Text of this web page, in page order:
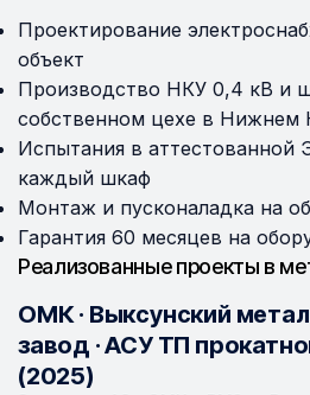
Проектирование
объект
Производство НКУ 0,4 кВ и
собственном цехе в Нижнем
Испытания в
каждый шкаф
Монтаж и пусконаладка на
Гарантия 60 месяцев на
Реализованные проекты в
ОМК · Выксунский
завод · АСУ ТП
(2025)